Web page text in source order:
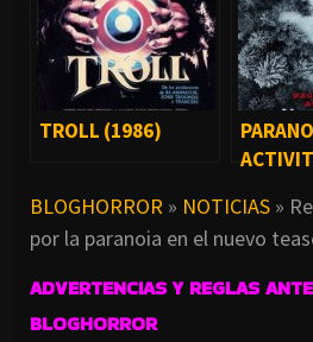
TROLL (1986)
BLOGHORROR » NOTICIAS »
por la paranoia en el nuevo
ADVERTENCIAS Y REGLAS
BLOGHORROR